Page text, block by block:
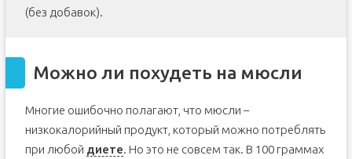
(без добавок).
Можно ли похудеть на мюсли
Многие ошибочно полагают, что мюсли –
низкокалорийный продукт, который можно потреблять
при любой диете. Но это не совсем так. В 100 граммах